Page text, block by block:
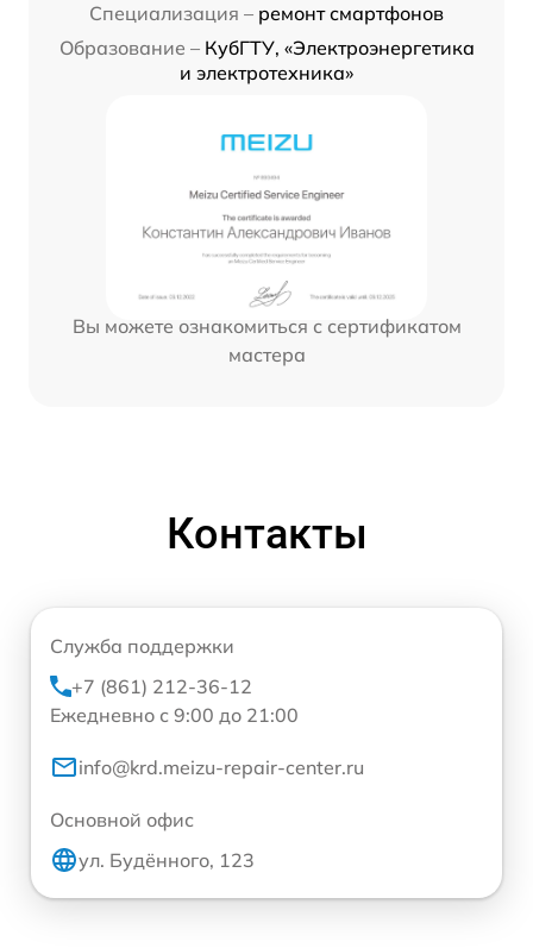
Специализация – ремонт смартфонов
Образование – КубГТУ, «Электроэнергетика
и электротехника»
Вы можете ознакомиться с сертификатом
мастера
Контакты
Служба поддержки
+7 (861) 212-36-12
Ежедневно с 9:00 до 21:00
info@krd.meizu-repair-center.ru
Основной офис
ул. Будённого, 123